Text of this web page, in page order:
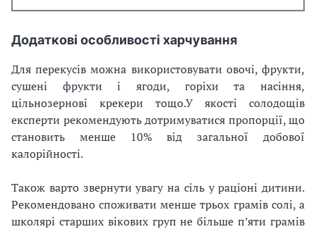
Додаткові особливості харчування
Для перекусів можна використовувати овочі, фрукти,
сушені фрукти і ягоди, горіхи та насіння,
цільнозернові крекери тощо.У якості солодощів
експерти рекомендують дотримуватися пропорції, що
становить менше 10% від загальної добової
калорійності.
Також варто звернути увагу на сіль у раціоні дитини.
Рекомендовано споживати менше трьох грамів солі, а
школярі старших вікових груп не більше п’яти грамів